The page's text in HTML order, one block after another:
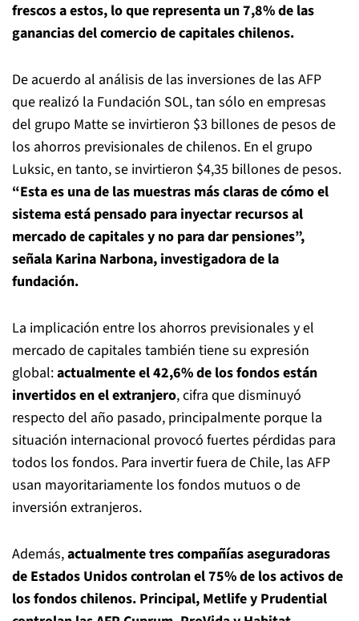
frescos a estos, lo que representa un 7,8% de las
ganancias del comercio de capitales chilenos.
De acuerdo al análisis de las inversiones de las AFP
que realizó la Fundación SOL, tan sólo en empresas
del grupo Matte se invirtieron $3 billones de pesos de
los ahorros previsionales de chilenos. En el grupo
Luksic, en tanto, se invirtieron $4,35 billones de pesos.
“Esta es una de las muestras más claras de cómo el
sistema está pensado para inyectar recursos al
mercado de capitales y no para dar pensiones”,
señala Karina Narbona, investigadora de la
fundación.
La implicación entre los ahorros previsionales y el
mercado de capitales también tiene su expresión
global:actualmente el 42,6% de los fondos están
invertidos en el extranjero, cifra que disminuyó
respecto del año pasado, principalmente porque la
situación internacional provocó fuertes pérdidas para
todos los fondos. Para invertir fuera de Chile, las AFP
usan mayoritariamente los fondos mutuos o de
inversión extranjeros.
Además,actualmente tres compañías aseguradoras
de Estados Unidos controlan el 75% de los activos de
los fondos chilenos. Principal, Metlife y Prudential